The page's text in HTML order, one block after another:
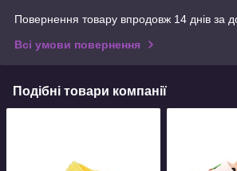
Повернення товару впродовж 14 днів за
Всі умови повернення
Подібні товари компанії